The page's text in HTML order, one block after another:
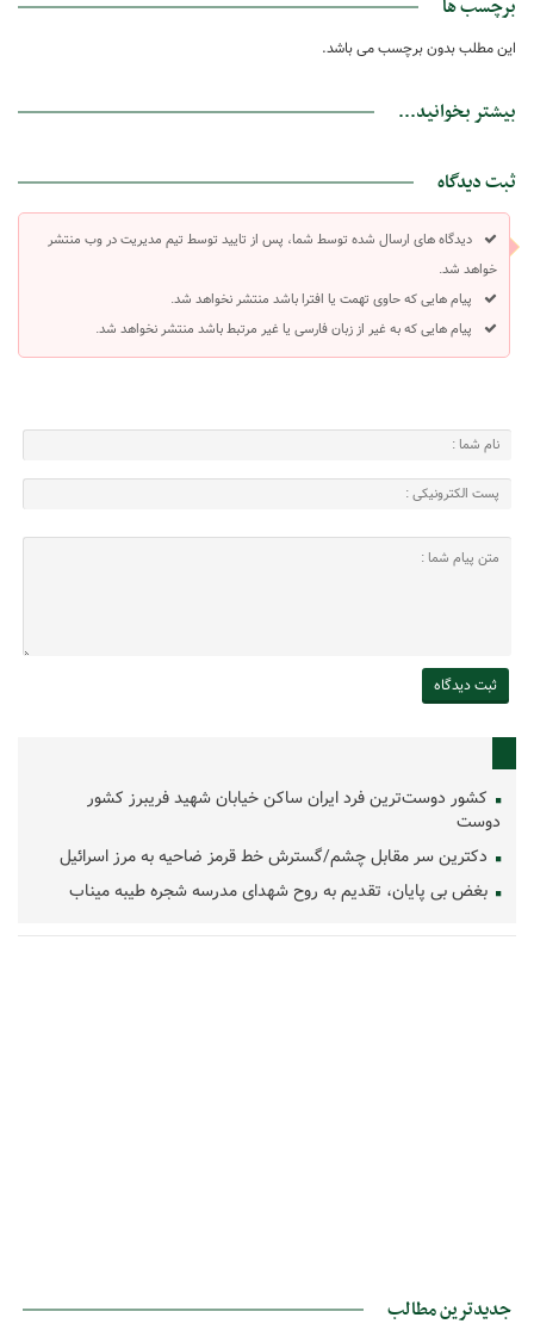
برچسب ها
این مطلب بدون برچسب می باشد.
بیشتر بخوانید...
ثبت دیدگاه
دیدگاه های ارسال شده توسط شما، پس از تایید توسط تیم مدیریت در وب منتشر
خواهد شد.
پیام هایی که حاوی تهمت یا افترا باشد منتشر نخواهد شد.
پیام هایی که به غیر از زبان فارسی یا غیر مرتبط باشد منتشر نخواهد شد.
کشور دوست‌ترین فرد ایران ساکن خیابان شهید فریبرز کشور
دوست
دکترین سر مقابل چشم/گسترش خط قرمز ضاحیه به مرز اسرائیل
بغض بی پایان، تقدیم به روح شهدای مدرسه شجره طیبه میناب
جدیدترین مطالب